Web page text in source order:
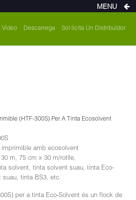
Vídeo Descarrega Sol·licita Un Distribuïdor
(HTF-300S) Per A Tinta Ecosolvent
amb ecosolvent
m, 75 cm x 30 m/rotlle,
solvent, tinta solvent suau, tinta Eco-
tinta BS3, etc.
per a tinta Eco-Solvent és un flock de
MENU